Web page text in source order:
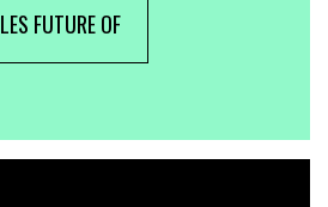
LES FUTURE OF